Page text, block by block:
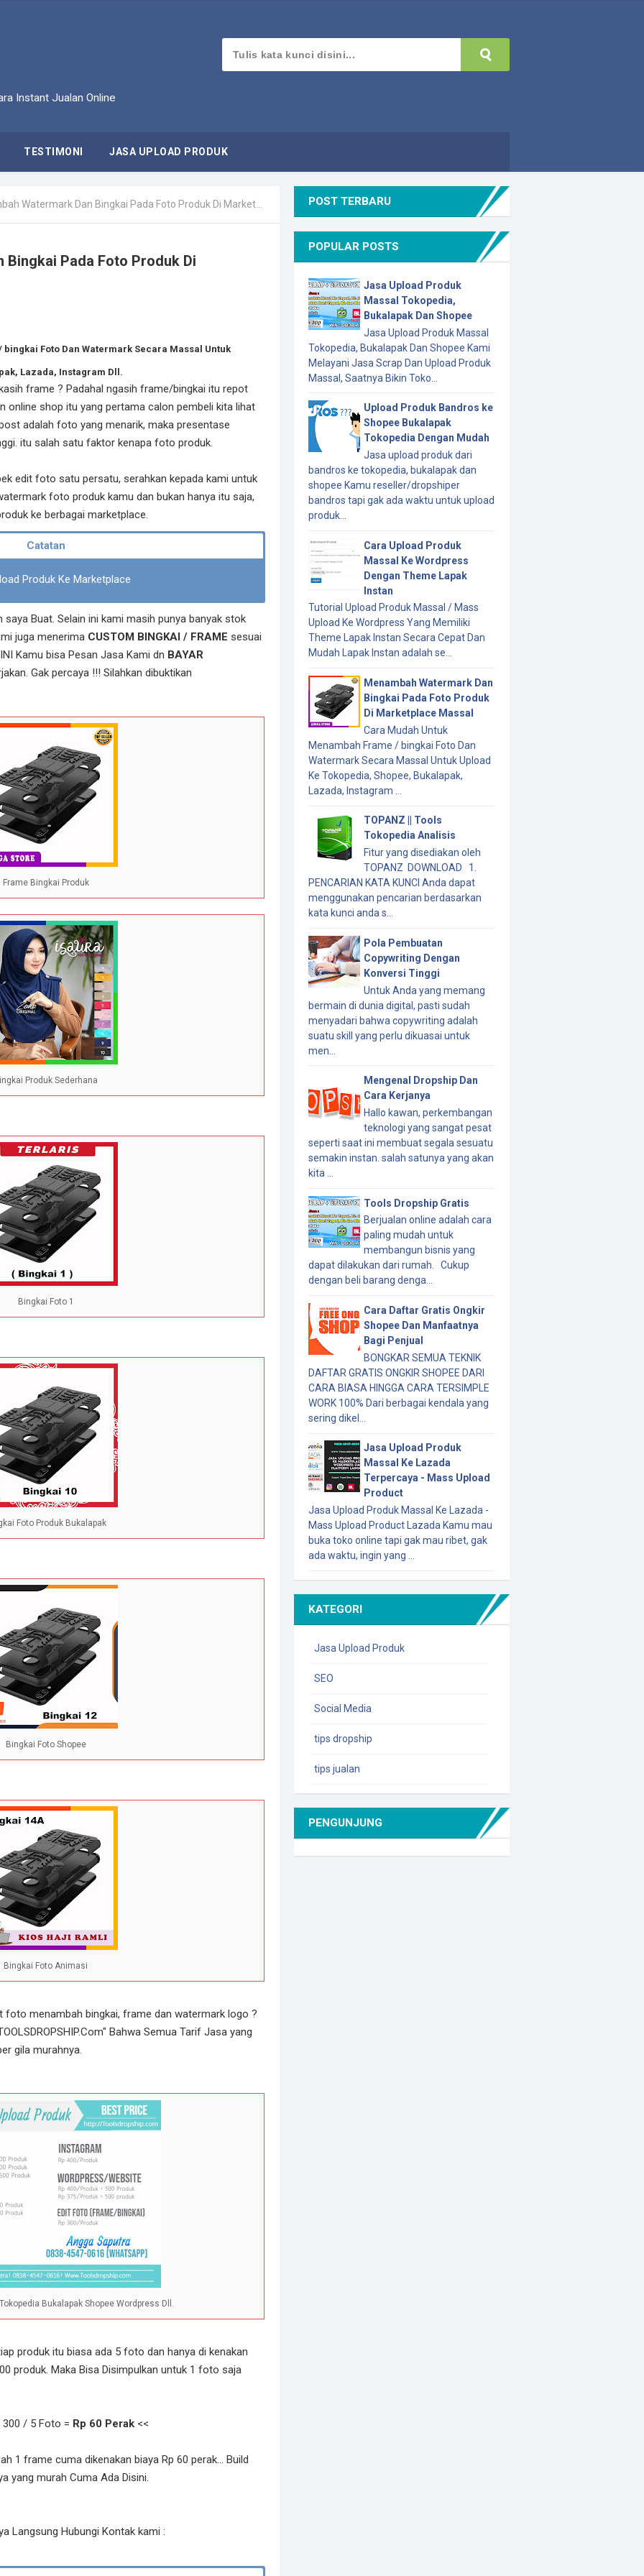
Instant Jualan Online
TESTIMONI JASA UPLOAD PRODUK
Watermark Dan Bingkai Pada Foto Produk Di Marketplace Massal
Bingkai Pada Foto Produk Di
Foto Dan Watermark Secara Massal Untuk
Lazada, Instagram Dll.
frame ? Padahal ngasih frame/bingkai itu repot
online shop itu yang pertama calon pembeli kita lihat
adalah foto yang menarik, maka presentase
itu salah satu faktor kenapa foto produk.
edit foto satu persatu, serahkan kepada kami untuk
foto produk kamu dan bukan hanya itu saja,
ke berbagai marketplace.
Produk Ke Marketplace
saya Buat. Selain ini kami masih punya banyak stok
juga menerima CUSTOM BINGKAI / FRAME sesuai
Kamu bisa Pesan Jasa Kami dn BAYAR
Gak percaya !!! Silahkan dibuktikan
Frame Bingkai Produk
Produk Sederhana
Bingkai Foto 1
Foto Produk Bukalapak
Bingkai Foto Shopee
Bingkai Foto Animasi
foto menambah bingkai, frame dan watermark logo ?
Bahwa Semua Tarif Jasa yang
gila murahnya.
Bukalapak Shopee Wordpress Dll.
produk itu biasa ada 5 foto dan hanya di kenakan
produk. Maka Bisa Disimpulkan untuk 1 foto saja
300 / 5 Foto = Rp 60 Perak<<
1 frame cuma dikenakan biaya Rp 60 perak... Build
yang murah Cuma Ada Disini.
Langsung Hubungi Kontak kami :
POST TERBARU
POPULAR POSTS
Jasa Upload Produk
Massal Tokopedia,
Bukalapak Dan Shopee
Jasa Upload Produk Massal
Tokopedia, Bukalapak Dan Shopee Kami
Melayani Jasa Scrap Dan Upload Produk
Massal, Saatnya Bikin Toko...
Upload Produk Bandros ke
Shopee Bukalapak
Tokopedia Dengan Mudah
Jasa upload produk dari
bandros ke tokopedia, bukalapak dan
shopee Kamu reseller/dropshiper
bandros tapi gak ada waktu untuk upload
produk...
Cara Upload Produk
Massal Ke Wordpress
Dengan Theme Lapak
Instan
Tutorial Upload Produk Massal / Mass
Upload Ke Wordpress Yang Memiliki
Theme Lapak Instan Secara Cepat Dan
Mudah Lapak Instan adalah se...
Menambah Watermark Dan
Bingkai Pada Foto Produk
Di Marketplace Massal
Cara Mudah Untuk
Menambah Frame / bingkai Foto Dan
Watermark Secara Massal Untuk Upload
Ke Tokopedia, Shopee, Bukalapak,
Lazada, Instagram ...
TOPANZ || Tools
Tokopedia Analisis
Fitur yang disediakan oleh
TOPANZ DOWNLOAD 1.
PENCARIAN KATA KUNCI Anda dapat
menggunakan pencarian berdasarkan
kata kunci anda s...
Pola Pembuatan
Copywriting Dengan
Konversi Tinggi
Untuk Anda yang memang
bermain di dunia digital, pasti sudah
menyadari bahwa copywriting adalah
suatu skill yang perlu dikuasai untuk
men...
Mengenal Dropship Dan
Cara Kerjanya
Hallo kawan, perkembangan
teknologi yang sangat pesat
seperti saat ini membuat segala sesuatu
semakin instan. salah satunya yang akan
kita ...
Tools Dropship Gratis
Berjualan online adalah cara
paling mudah untuk
membangun bisnis yang
dapat dilakukan dari rumah. Cukup
dengan beli barang denga...
Cara Daftar Gratis Ongkir
Shopee Dan Manfaatnya
Bagi Penjual
BONGKAR SEMUA TEKNIK
DAFTAR GRATIS ONGKIR SHOPEE DARI
CARA BIASA HINGGA CARA TERSIMPLE
WORK 100% Dari berbagai kendala yang
sering dikel...
Jasa Upload Produk
Massal Ke Lazada
Terpercaya - Mass Upload
Product
Jasa Upload Produk Massal Ke Lazada -
Mass Upload Product Lazada Kamu mau
buka toko online tapi gak mau ribet, gak
ada waktu, ingin yang ...
KATEGORI
Jasa Upload Produk
SEO
Social Media
tips dropship
tips jualan
PENGUNJUNG